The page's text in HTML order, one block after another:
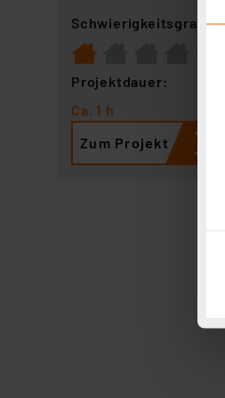
Schwierigkeitsgrad:
Projektdauer:
Ca. 1 h
Zum Projekt